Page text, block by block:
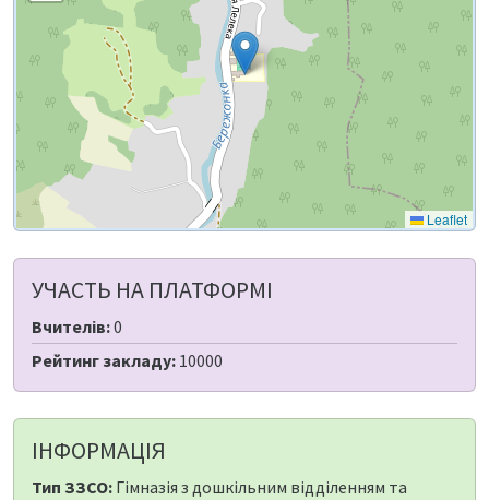
Leaflet
УЧАСТЬ НА ПЛАТФОРМІ
Вчителів:0
Рейтинг закладу: 10000
ІНФОРМАЦІЯ
Тип ЗЗСО: Гімназія з дошкільним відділенням та